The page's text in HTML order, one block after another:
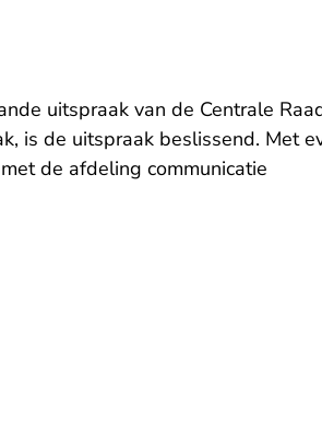
uitspraak van de Centrale
is de uitspraak beslissend. Met
de afdeling communicatie
Rechtspraak.nl